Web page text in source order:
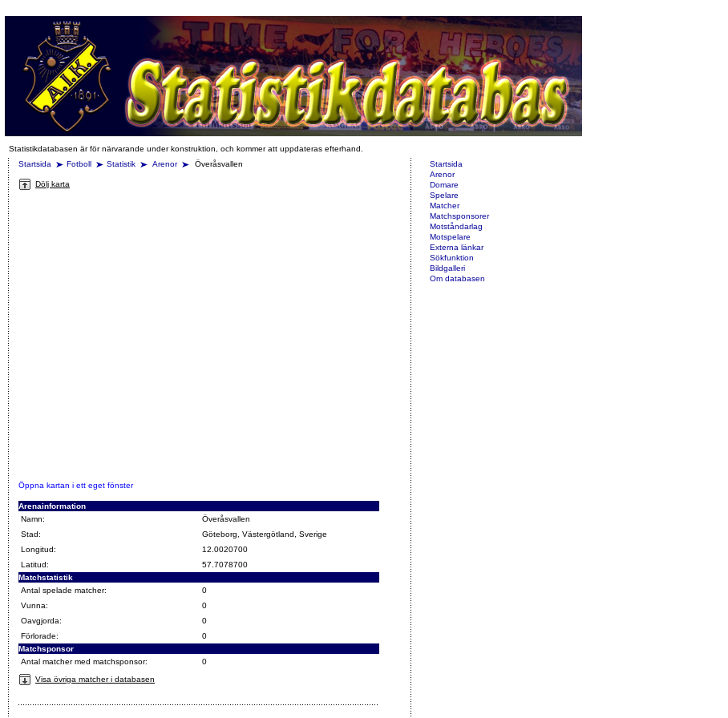
Statistikdatabasen är för närvarande under konstruktion, och kommer att uppdateras efterhand.
Startsida
Fotboll Statistik Arenor Överåsvallen
Dölj karta
Öppna kartan i ett eget fönster
Arenainformation
Namn:
Överåsvallen
Stad:
Göteborg, Västergötland, Sverige
Longitud:
12.0020700
Latitud:
57.7078700
Matchstatistik
Antal spelade matcher:
0
Vunna:
0
Oavgjorda:
0
Förlorade:
0
Matchsponsor
Antal matcher med matchsponsor:
0
Visa övriga matcher i databasen
Startsida
Arenor
Domare
Spelare
Matcher
Matchsponsorer
Motståndarlag
Motspelare
Externa länkar
Sökfunktion
Bildgalleri
Om databasen